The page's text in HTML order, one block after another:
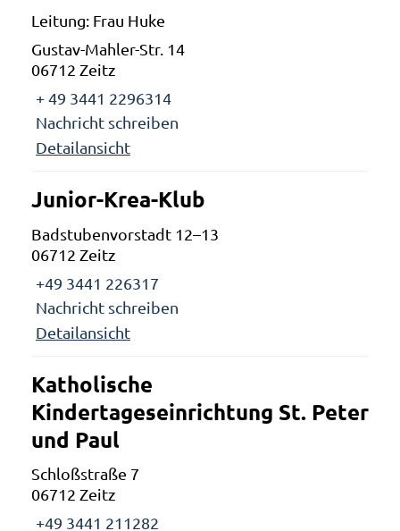
Leitung: Frau Huke
Gustav-Mahler-Str. 14
06712 Zeitz
+ 49 3441 2296314
Nachricht schreiben
Detailansicht
Junior-Krea-Klub
Badstubenvorstadt 12–13
06712 Zeitz
+49 3441 226317
Nachricht schreiben
Detailansicht
Katholische
Kindertageseinrichtung St. Peter
und Paul
Schloßstraße 7
06712 Zeitz
+49 3441 211282